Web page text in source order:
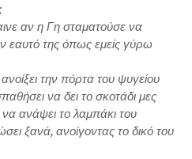
αν η Γη σταματούσε να
εαυτό της όπως εμείς γύρω
την πόρτα του ψυγείου
να δει το σκοτάδι μες
ανάψει το λαμπάκι του
ξανά, ανοίγοντας το δικό του